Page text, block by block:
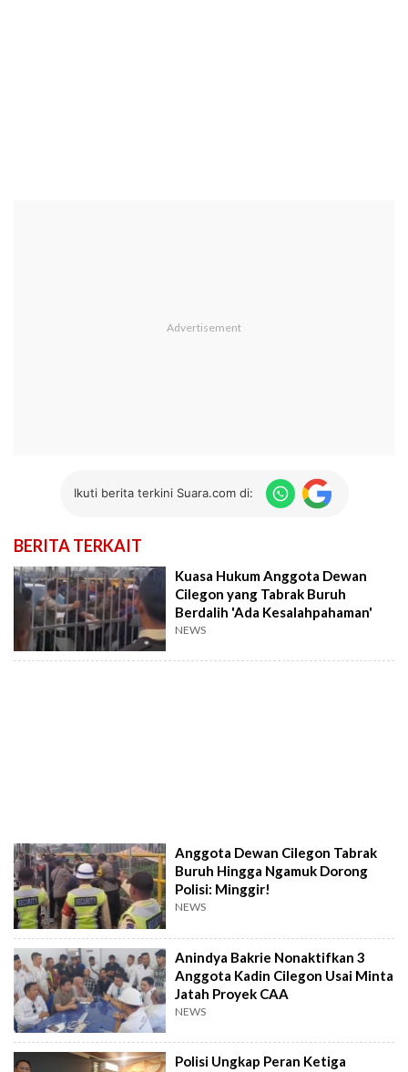
Ikuti berita terkini Suara.com di:
BERITA TERKAIT
Kuasa Hukum Anggota Dewan
Cilegon yang Tabrak Buruh
Berdalih 'Ada Kesalahpahaman'
NEWS
Anggota Dewan Cilegon Tabrak
Buruh Hingga Ngamuk Dorong
Polisi: Minggir!
NEWS
Anindya Bakrie Nonaktifkan 3
Anggota Kadin Cilegon Usai Minta
Jatah Proyek CAA
NEWS
Polisi Ungkap Peran Ketiga